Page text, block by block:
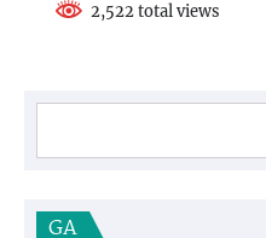
2,522 total views
GA